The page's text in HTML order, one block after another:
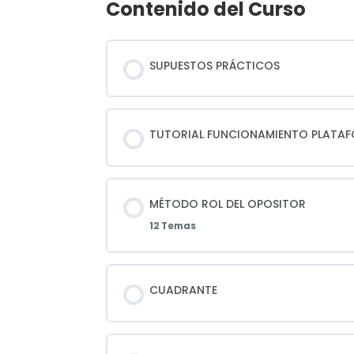
Contenido del Curso
SUPUESTOS PRÁCTICOS
TUTORIAL FUNCIONAMIENTO
MÉTODO ROL DEL OPOSITOR
12 Temas
CUADRANTE